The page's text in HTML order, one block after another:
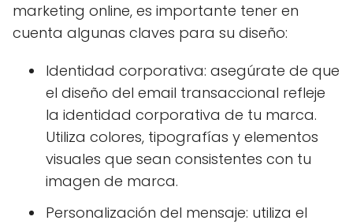
marketing online, es importante tener en
cuenta algunas claves para su diseño:
Identidad corporativa: asegúrate de que
el diseño del email transaccional refleje
la identidad corporativa de tu marca.
Utiliza colores, tipografías y elementos
visuales que sean consistentes con tu
imagen de marca.
Personalización del mensaje: utiliza el